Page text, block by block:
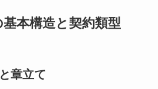
本構造と契約類型
章立て